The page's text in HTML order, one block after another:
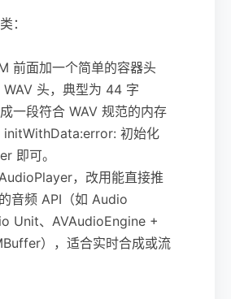
：
前面加一个简单的容器头
WAV 头，典型为 44 字
一段符合 WAV 规范的内存
initWithData:error: 初始化
即可。
，改用能直接推
音频 API（如 Audio
Unit、AVAudioEngine +
），适合实时合成或流